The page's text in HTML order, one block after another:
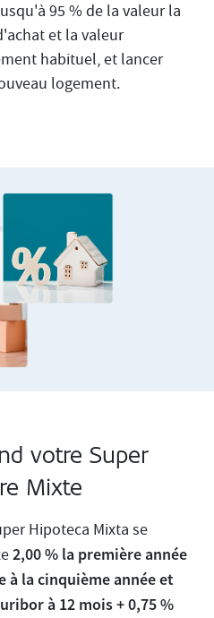
95 % de la valeur la
et la valeur
habituel, et lancer
logement.
votre Super
Mixte
Hipoteca Mixta se
2,00 % la première année
à la cinquième année et
à 12 mois + 0,75 %